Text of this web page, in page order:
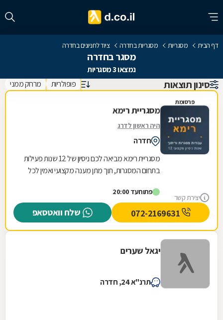
דף הבית מסגריות מסגריות בחדרה ציוד לחניונים בחדרה
מסגר בחדרה
נמצאו 3 מסגריות
סינון תוצאות פופולריות מרחק ממני
פרסומת
יצירת קשר
מסגריית רימא
היה ראשון לדרג
חדרה
מסגריית רימא מביאה לכם ניסיון של 12 שנות פעילות
בתחום המסגרות, תוך מתן מענה מקצועי ואמין לכל
פתוחעד 20:00
שלח וואטסאפ
יגאל שערים
תרנ"א 24, חדרה